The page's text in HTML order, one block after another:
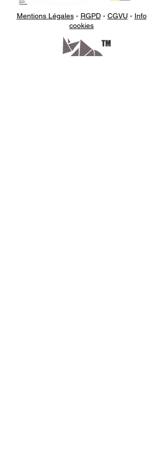
Mentions Légales- RGPD- CGVU - Info
cookies